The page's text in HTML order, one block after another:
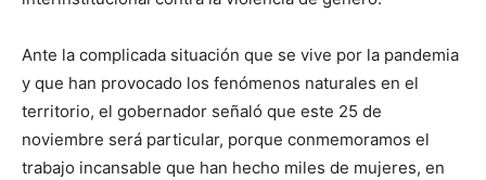
Ante la complicada situación que se vive por la pandemia
y que han provocado los fenómenos naturales en el
territorio, el gobernador señaló que este 25 de
noviembre será particular, porque conmemoramos el
trabajo incansable que han hecho miles de mujeres, en